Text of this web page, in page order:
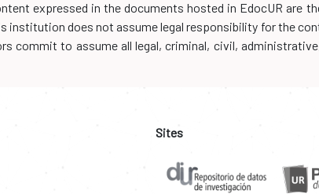
expressed in the documents hosted in EdocUR
institution does not assume legal responsibility for the
commit to assume all legal, criminal, civil,
Sites